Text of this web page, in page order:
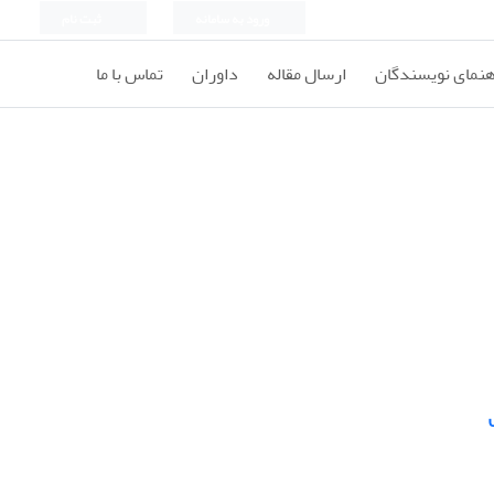
نویسندگان ارسال مقاله داوران تماس با ما